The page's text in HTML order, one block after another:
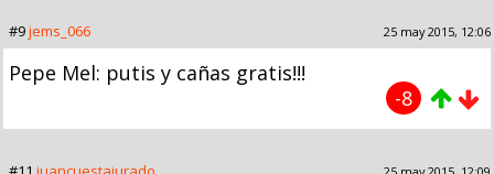
#9jems_066 25 may 2015, 12:06
Pepe Mel: putis y cañas gratis!!!
-8